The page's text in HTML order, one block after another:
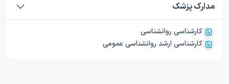
مدارک پزشک
کارشناسی روانشناسی
کارشناسی ارشد روانشناسی عمومی